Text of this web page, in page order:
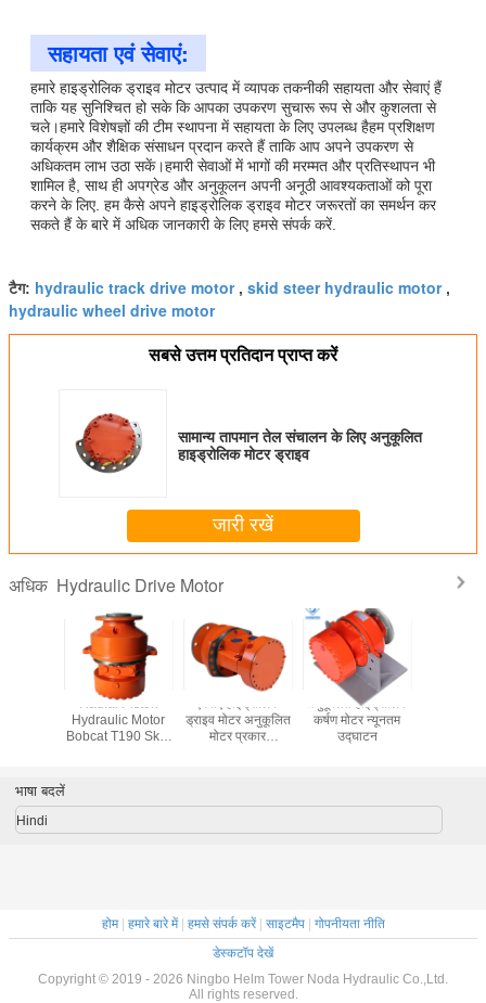
सहायता एवं सेवाएं:
हमारे हाइड्रोलिक ड्राइव मोटर उत्पाद में व्यापक तकनीकी सहायता और सेवाएं हैं
ताकि यह सुनिश्चित हो सके कि आपका उपकरण सुचारू रूप से और कुशलता से
चले।हमारे विशेषज्ञों की टीम स्थापना में सहायता के लिए उपलब्ध हैहम प्रशिक्षण
कार्यक्रम और शैक्षिक संसाधन प्रदान करते हैं ताकि आप अपने उपकरण से
अधिकतम लाभ उठा सकें।हमारी सेवाओं में भागों की मरम्मत और प्रतिस्थापन भी
शामिल है, साथ ही अपग्रेड और अनुकूलन अपनी अनूठी आवश्यकताओं को पूरा
करने के लिए. हम कैसे अपने हाइड्रोलिक ड्राइव मोटर जरूरतों का समर्थन कर
सकते हैं के बारे में अधिक जानकारी के लिए हमसे संपर्क करें.
टैग: hydraulic track drive motor, skid steer hydraulic motor,
hydraulic wheel drive motor
सबसे उत्तम प्रतिदान प्राप्त करें
सामान्य तापमान तेल संचालन के लिए अनुकूलित
हाइड्रोलिक मोटर ड्राइव
जारी रखें
अधिक Hydraulic Drive Motor
Radial Piston
Hydraulic Motor
Bobcat T190 Skid
एमपीए हाइड्रोलिक
ड्राइव मोटर अनुकूलित
मोटर प्रकार
अनुकूलित हाइड्रोलिक
कर्षण मोटर न्यूनतम
उद्घाटन
भाषा बदलें
Hindi
होम| हमारे बारे में| हमसे संपर्क करें| साइटमैप| गोपनीयता नीति
डेस्कटॉप देखें
Copyright © 2019 - 2026 Ningbo Helm Tower Noda Hydraulic Co.,Ltd.
All rights reserved.